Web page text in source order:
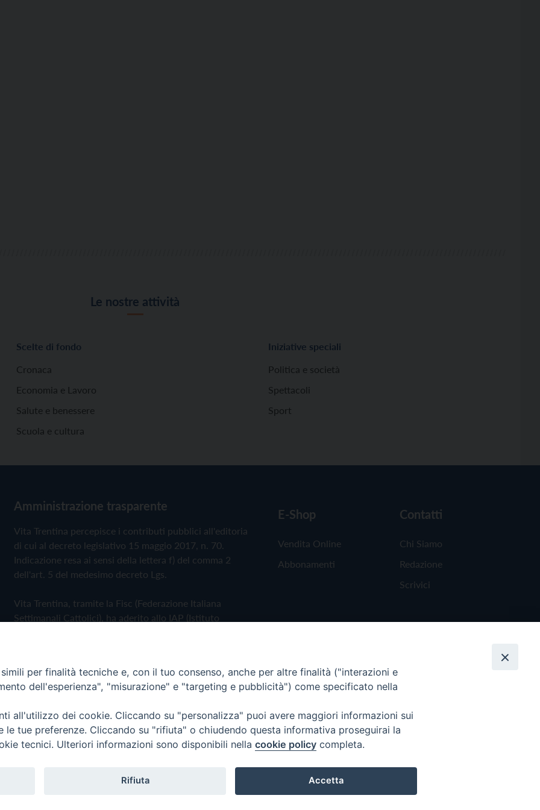
Le nostre attività
Scelte di fondo
Cronaca
Economia e Lavoro
Salute e benessere
Scuola e cultura
Iniziative speciali
Politica e società
Spettacoli
Sport
Amministrazione trasparente
Vita Trentina percepisce i contributi pubblici all'editoria
di cui al decreto legislativo 15 maggio 2017, n. 70.
Indicazione resa ai sensi della lettera f) del comma 2
dell'art. 5 del medesimo decreto Lgs.
Vita Trentina, tramite la Fisc (Federazione Italiana
Settimanali Cattolici), ha aderito allo IAP (Istituto
Privacy Policy Cookie Policy
E-Shop
Vendita Online
Abbonamenti
Contatti
Chi Siamo
Redazione
Scrivici
Editrice
per finalità tecniche e, con il tuo consenso, anche per altre finalità ("interazioni e
dell'esperienza", "misurazione" e "targeting e pubblicità") come specificato nella
all'utilizzo dei cookie. Cliccando su "personalizza" puoi avere maggiori informazioni sui
le tue preferenze. Cliccando su "rifiuta" o chiudendo questa informativa proseguirai la
tecnici. Ulteriori informazioni sono disponibili nella cookie policy completa.
Rifiuta Accetta